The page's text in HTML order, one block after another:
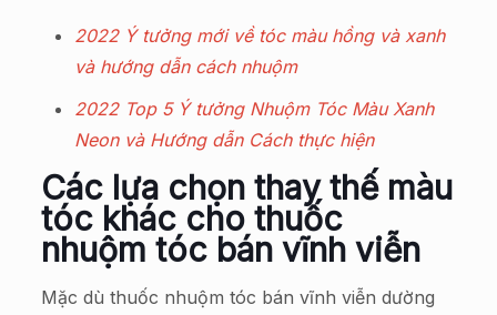
2022 Ý tưởng mới về tóc màu hồng và xanh
và hướng dẫn cách nhuộm
2022 Top 5 Ý tưởng Nhuộm Tóc Màu Xanh
Neon và Hướng dẫn Cách thực hiện
Các lựa chọn thay thế màu
tóc khác cho thuốc
nhuộm tóc bán vĩnh viễn
Mặc dù thuốc nhuộm tóc bán vĩnh viễn dường